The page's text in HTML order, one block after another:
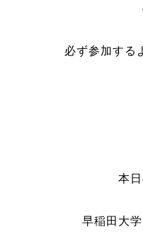
必ず参加する
本
早稲田大